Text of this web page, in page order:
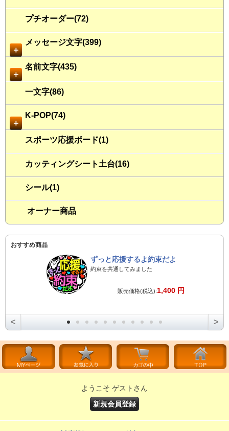
プチオーダー(72)
＋
メッセージ文字(399)
＋
名前文字(435)
一文字(86)
＋
K-POP(74)
スポーツ応援ボード(1)
カッティングシート土台(16)
シール(1)
オーナー商品
おすすめ商品
ずっと応援するよ約束だよ
約束を共通してみました
販売価格(税込):1,400 円
< >
ようこそ ゲストさん
新規会員登録